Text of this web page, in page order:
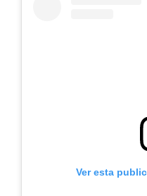
Ver esta